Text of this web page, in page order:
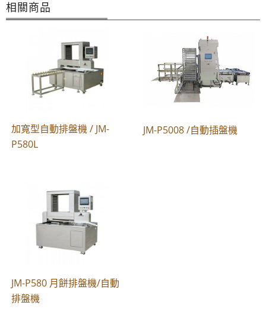
相關商品
加寬型自動排盤機 / JM-
P580L
JM-P5008 /自動插盤機
JM-P580 月餅排盤機/自動
排盤機